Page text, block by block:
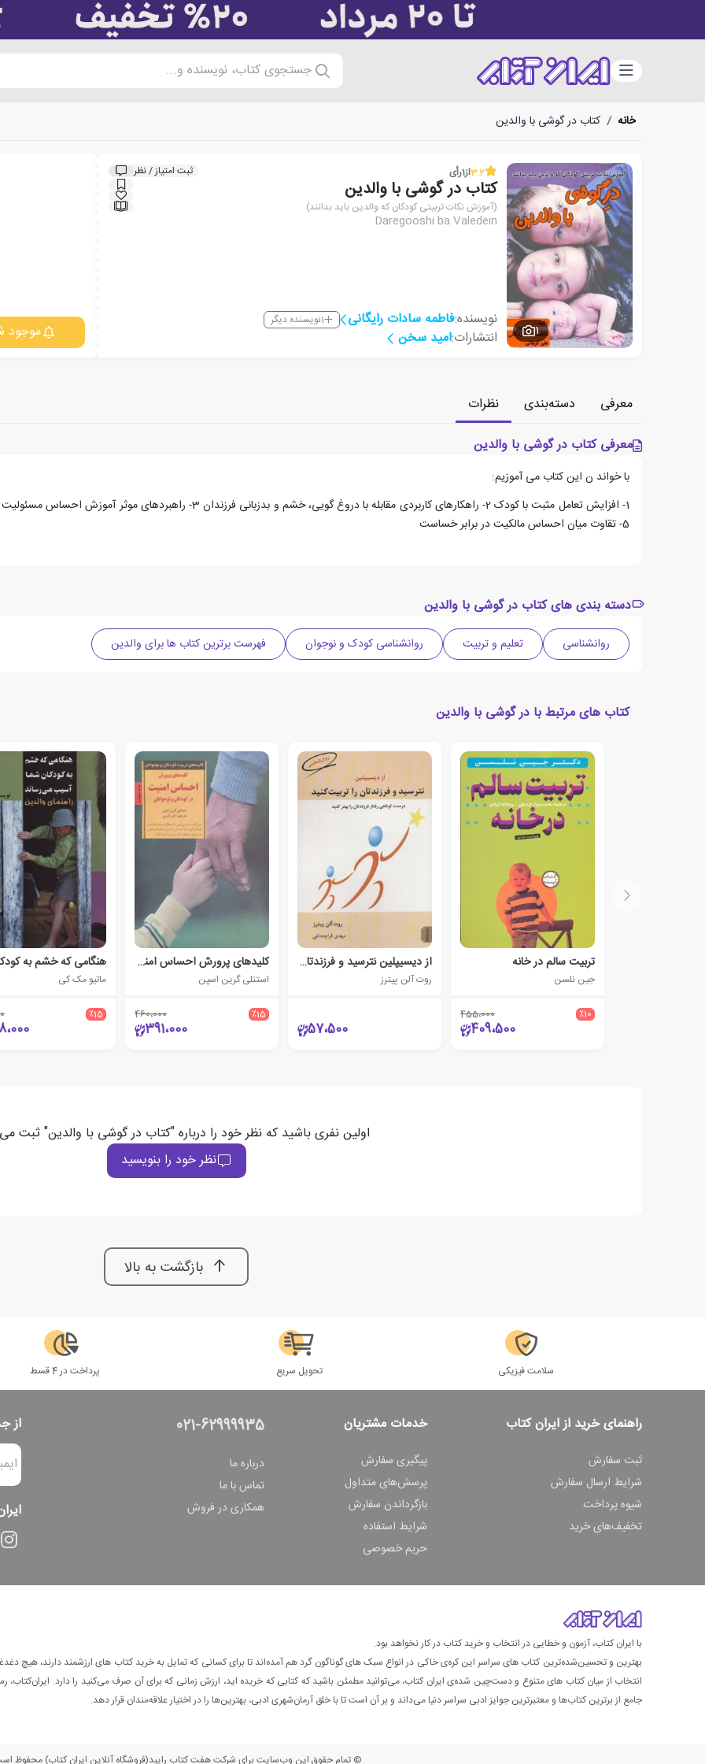
دسته‌بندی جستجوی کتاب، نویسنده و...
خانه / کتاب در گوشی با والدین
1
3.2از1رأی ثبت امتیاز / نظر
کتاب در گوشی با والدین
(آموزش نکات تربیتی کودکان که والدین باید بدانند)
Daregooshi ba Valedein
نویسنده:فاطمه سادات رایگانی 1نویسنده دیگر
انتشارات:امید سخن موجود
معرفی دسته‌بندی
نظرات
معرفی کتاب در گوشی با والدین
با خواند ن این کتاب می آموزیم:
5- تقاوت میان احساس مالکیت در برابر خساست
دسته بندی های کتاب در گوشی با والدین
روانشناسی تعلیم و تربیت روانشناسی کودک و نوجوان فهرست برترین کتاب ها برای والدین
کتاب های مرتبط با در گوشی با والدین
تربیت سالم در خانه
جین نلسن
٪10 455،000
409،500
از دیسیپلین نترسید و فرزندتان را تربیت کنید
روت آلن پیترز
57،500
کلیدهای پرورش احساس امنیت در کودکان و نوجوانان
استنلی گرین اسپن
٪15 460،000
391،000
ماتیو مک کی
٪15
اولین نفری باشید که نظر خود را درباره "کتاب در گوشی با والدین" ثبت
نظر خود را بنویسید
بازگشت به بالا
سلامت فیزیکی تحویل سریع پرداخت در 4 قسط
راهنمای خرید از ایران کتاب
ثبت سفارش
شرایط ارسال سفارش
شیوه پرداخت
تخفیف‌های خرید
خدمات مشتریان
پیگیری سفارش
پرسش‌های متداول
بازگرداندن سفارش
شرایط استفاده
حریم خصوصی
021-62999935
درباره ما
تماس با ما
همکاری در فروش
از
با ایران کتاب، آزمون و خطایی در انتخاب و خرید کتاب در کار نخواهد بود.
بهترین و تحسین‌شده‌ترین کتاب‌ های سراسر این کره‌ی خاکی در انواع سبک های گوناگون گرد هم آمده‌اند تا برای کسانی که تمایل به خرید کتاب های ارزشمند دارند، هیچ
انتخاب از میان کتاب های متنوع و دست‌چین شده‌ی ایران کتاب، می‌توانید مطمئن باشید که کتابی که خریده اید، ارزش زمانی که برای آن صرف می‌کنید را دارد. ایران‌کتاب،
جامع از برترین کتاب‌ها و معتبرترین جوایز ادبی سراسر دنیا می‌داند و بر آن است تا با خلق آرمان‌شهری ادبی، بهترین‌ها را در اختیار علاقه‌مندان قرار دهد.
© تمام حقوق این وب‌سایت برای شرکت هفت کتاب رایبد(فروشگاه آنلاین ایران کتاب) محفوظ